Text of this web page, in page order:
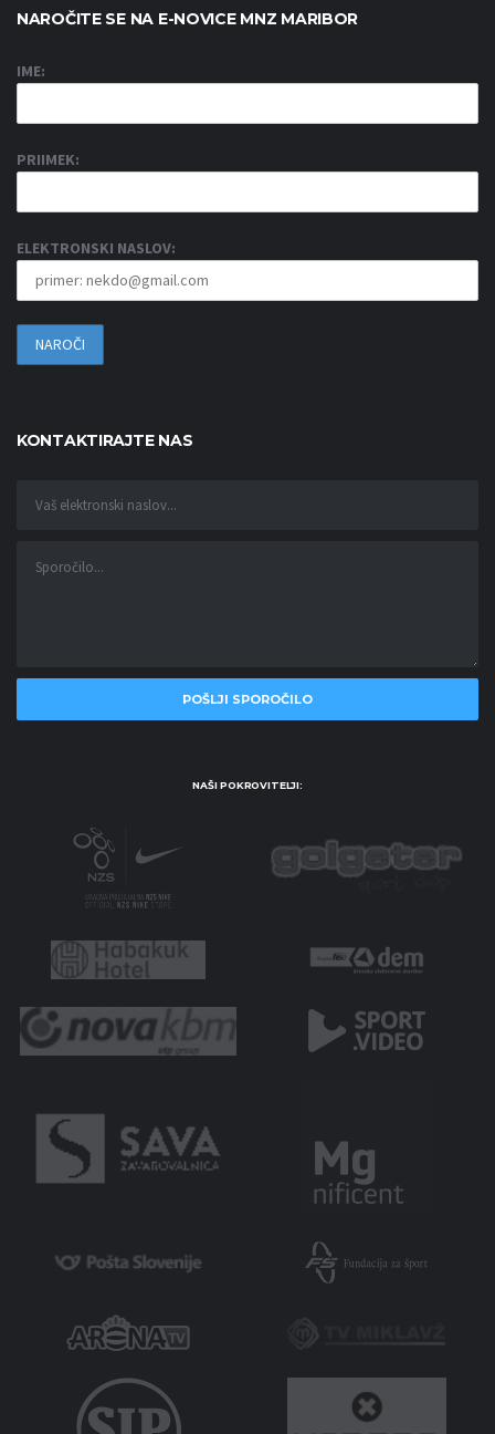
NAROČITE SE NA E-NOVICE MNZ MARIBOR
IME:
PRIIMEK:
ELEKTRONSKI NASLOV:
KONTAKTIRAJTE NAS
NAŠI POKROVITELJI: